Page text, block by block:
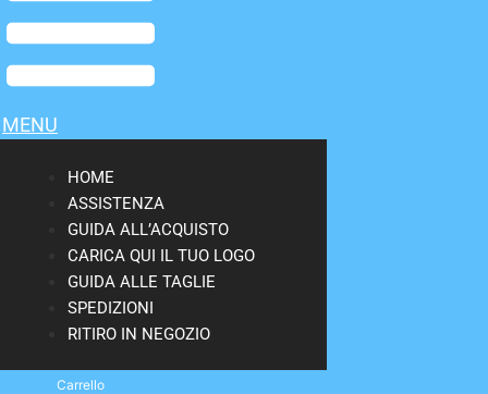
MENU
HOME
ASSISTENZA
GUIDA ALL’ACQUISTO
CARICA QUI IL TUO LOGO
GUIDA ALLE TAGLIE
SPEDIZIONI
RITIRO IN NEGOZIO
Carrello